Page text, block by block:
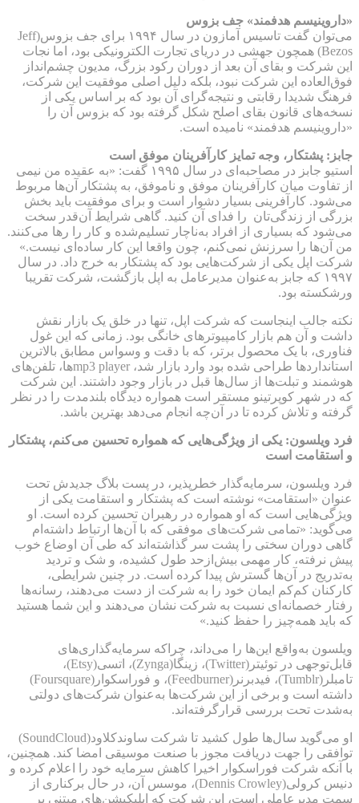
«داروینیسم هدفمند» جف بزوس
می‌توان گفت تاسیس آمازون در سال ۱۹۹۴ برای جف بزوس(Jeff
Bezos) همچون جهشی در دریای تجارت الکترونیکی بود، اما نجات
این شرکت و بقای آن بعد از دوران رکود بزرگ، مدیون چشم‌انداز
فوق‌العاده این شرکت نبود، بلکه دلیل اصلی موفقیت این شرکت،
فرهنگ شدیدا رقابتی و نتیجه‌گرای آن بود که بر اساس یکی از
نسخه‌های قانون بقای اصلح شکل گرفته بود که بزوس آن را
«داروینیسم هدفمند» نامیده است.
جابز: پشتکار، وجه تمایز کارآفرینان موفق است
استیو جابز در مصاحبه‌ای در سال ۱۹۹۵ گفت: «به عقیده من نیمی
از تفاوت میان کارآفرینان موفق و ناموفق، به پشتکار آن‌ها مربوط
می‌شود. کارآفرینی بسیار دشوار است و برای موفقیت باید بخش
بزرگی از زندگی‌تان را فدای آن کنید. گاهی شرایط آن‌قدر سخت
می‌شود که بسیاری از افراد به‌ناچار تسلیم‌شده و کار را رها می‌کنند.
من آن‌ها را سرزنش نمی‌کنم، چون واقعا این کار ساده‌ای نیست.»
شرکت اپل یکی از شرکت‌هایی بود که پشتکار به خرج داد. در سال
۱۹۹۷ که جابز به‌عنوان مدیرعامل به اپل بازگشت، شرکت تقریبا
ورشکسته بود.
نکته جالب اینجاست که شرکت اپل، تنها در خلق یک بازار نقش
داشت و آن هم بازار کامپیوترهای خانگی بود. زمانی که این غول
فناوری، با یک محصول برتر، که با دقت و وسواس مطابق بالاترین
استانداردها طراحی شده بود وارد بازار شد، mp3 player‌ها، تلفن‌های
هوشمند و تبلت‌ها از سال‌ها قبل در بازار وجود داشتند. این شرکت
که در شهر کوپرتینو مستقر است همواره دیدگاه بلندمدت را در نظر
گرفته و تلاش کرده تا در آن‌چه انجام می‌دهد بهترین باشد.
فرد ویلسون: یکی از ویژگی‌هایی که همواره تحسین می‌کنم، پشتکار
و استقامت است
فرد ویلسون، سرمایه‌گذار خطرپذیر، در پست بلاگ جدیدش تحت
عنوان «استقامت» نوشته است که پشتکار و استقامت یکی از
ویژگی‌هایی است که او همواره در رهبران تحسین کرده است. او
می‌گوید: «تمامی شرکت‌های موفقی که با آن‌ها ارتباط داشته‌ام
گاهی دوران سختی را پشت سر گذاشته‌اند که طی آن اوضاع خوب
پیش نرفته، کار مهمی بیش‌ازحد طول کشیده، و شک و تردید
به‌تدریج در آن‌ها گسترش پیدا کرده است. در چنین شرایطی،
کارکنان کم‌کم ایمان خود را به شرکت از دست می‌دهند، رسانه‌ها
رفتار خصمانه‌ای نسبت به شرکت نشان می‌دهند و این شما هستید
که باید همه‌چیز را حفظ کنید.»
ویلسون به‌واقع این‌ها را می‌داند، چراکه سرمایه‌گذاری‌های
قابل‌توجهی در توئیتر(Twitter)، زینگا(Zynga)، اتسی(Etsy)،
تامبلر(Tumblr)، فیدبرنر(Feedburner)، و فوراسکوار(Foursquare)
داشته است و برخی از این شرکت‌ها به‌عنوان شرکت‌های دولتی
به‌شدت تحت بررسی قرارگرفته‌اند.
او می‌گوید سال‌ها طول کشید تا شرکت ساوندکلاود(SoundCloud)
توافقی را جهت دریافت مجوز با صنعت موسیقی امضا کند. همچنین،
با آنکه شرکت فوراسکوار اخیرا کاهش سرمایه خود را اعلام کرده و
دنیس کرولی(Dennis Crowley)، موسس آن، در حال برکناری از
سمت مدیرعاملی است، این شرکت که اپلیکیشن‌های مبتنی بر